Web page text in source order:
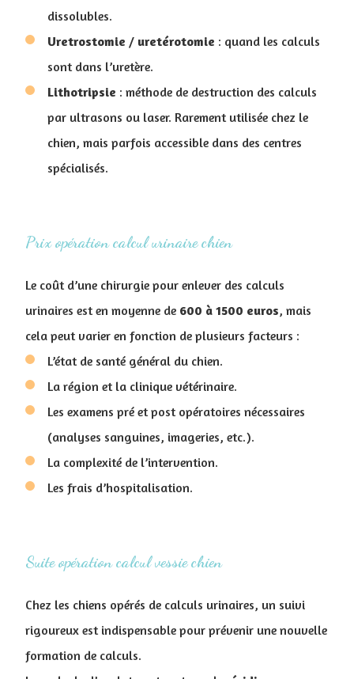
dissolubles.
Uretrostomie / uretérotomie : quand les calculs
sont dans l’uretère.
Lithotripsie : méthode de destruction des calculs
par ultrasons ou laser. Rarement utilisée chez le
chien, mais parfois accessible dans des centres
spécialisés.
Prix opération calcul urinaire chien
Le coût d’une chirurgie pour enlever des calculs
urinaires est en moyenne de 600 à 1500 euros, mais
cela peut varier en fonction de plusieurs facteurs :
L’état de santé général du chien.
La région et la clinique vétérinaire.
Les examens pré et post opératoires nécessaires
(analyses sanguines, imageries, etc.).
La complexité de l’intervention.
Les frais d’hospitalisation.
Suite opération calcul vessie chien
Chez les chiens opérés de calculs urinaires, un suivi
rigoureux est indispensable pour prévenir une nouvelle
formation de calculs.